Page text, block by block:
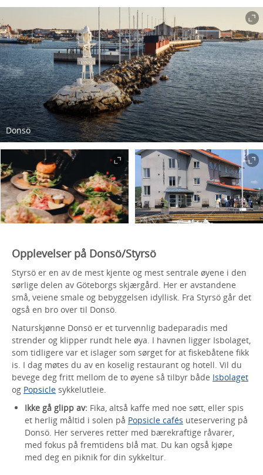
Donsö
Opplevelser på Donsö/Styrsö
Styrsö er en av de mest kjente og mest sentrale øyene i den
sørlige delen av Göteborgs skjærgård. Her er avstandene
små, veiene smale og bebyggelsen idyllisk. Fra Styrsö går det
også en bro over til Donsö.
Naturskjønne Donsö er et turvennlig badeparadis med
strender og klipper rundt hele øya. I havnen ligger Isbolaget,
som tidligere var et islager som sørget for at fiskebåtene fikk
is. I dag møtes du av en koselig restaurant og hotell. Vil du
bevege deg fritt mellom de to øyene så tilbyr både Isbolaget
og Popsicle sykkelutleie.
Ikke gå glipp av: Fika, altså kaffe med noe søtt, eller spis
et herlig måltid i solen på Popsicle cafés uteservering på
Donsö. Her serveres retter med bærekraftige råvarer,
med fokus på fremtidens blå mat. Du kan også kjøpe
med deg en piknik for din sykkeltur.